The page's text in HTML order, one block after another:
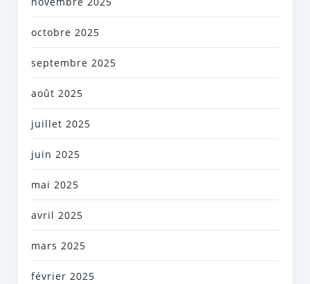
octobre 2025
septembre 2025
août 2025
juillet 2025
juin 2025
mai 2025
avril 2025
mars 2025
février 2025